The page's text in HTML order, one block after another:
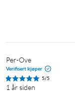
Per-Ove
Verifisert kjøper
5/5
1 år siden